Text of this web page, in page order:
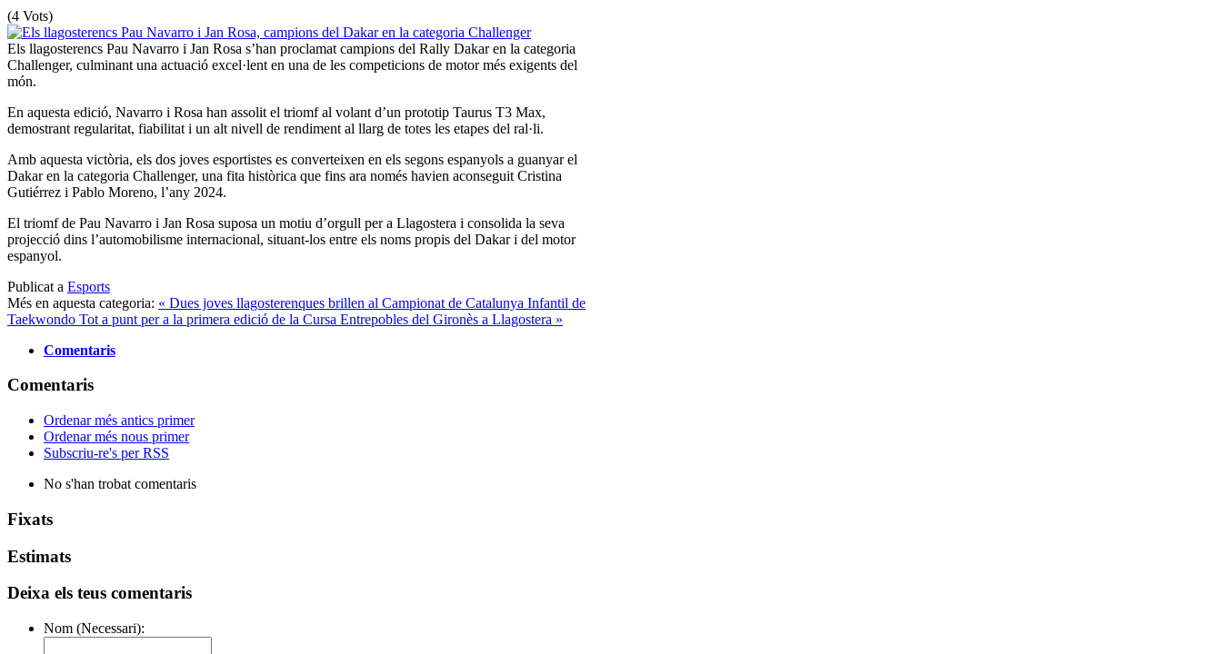
(4 Vots)
Els llagosterencs Pau Navarro i Jan Rosa s’han proclamat campions del Rally Dakar en la categoria
Challenger, culminant una actuació excel·lent en una de les competicions de motor més exigents del
món.
En aquesta edició, Navarro i Rosa han assolit el triomf al volant d’un prototip Taurus T3 Max,
demostrant regularitat, fiabilitat i un alt nivell de rendiment al llarg de totes les etapes del ral·li.
Amb aquesta victòria, els dos joves esportistes es converteixen en els segons espanyols a guanyar el
Dakar en la categoria Challenger, una fita històrica que fins ara només havien aconseguit Cristina
Gutiérrez i Pablo Moreno, l’any 2024.
El triomf de Pau Navarro i Jan Rosa suposa un motiu d’orgull per a Llagostera i consolida la seva
projecció dins l’automobilisme internacional, situant-los entre els noms propis del Dakar i del motor
espanyol.
Publicat a Esports
Més en aquesta categoria: « Dues joves llagosterenques brillen al Campionat de Catalunya Infantil de
Taekwondo Tot a punt per a la primera edició de la Cursa Entrepobles del Gironès a Llagostera »
Comentaris
Comentaris
Ordenar més antics primer
Ordenar més nous primer
Subscriu-re's per RSS
No s'han trobat comentaris
Fixats
Estimats
Deixa els teus comentaris
Nom (Necessari):